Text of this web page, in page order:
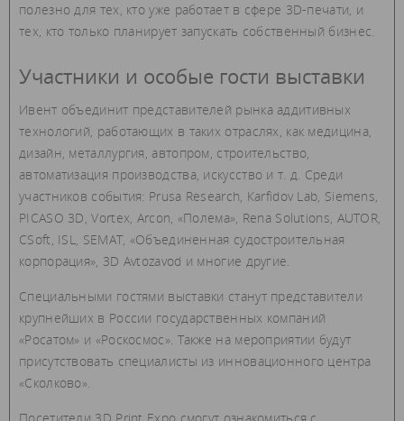
полезно для тех, кто уже работает в сфере 3D-печати, и
тех, кто только планирует запускать собственный бизнес.
Участники и особые гости выставки
Ивент объединит представителей рынка аддитивных
технологий, работающих в таких отраслях, как медицина,
дизайн, металлургия, автопром, строительство,
автоматизация производства, искусство и т. д. Среди
участников события: Prusa Research, Кarfidov Lab, Siemens,
PICASO 3D, Vortex, Arcon, «Полема», Rena Solutions, AUTOR,
CSoft, ISL, SEMAT, «Объединенная судостроительная
корпорация», 3D Avtozavod и многие другие.
Специальными гостями выставки станут представители
крупнейших в России государственных компаний
«Росатом» и «Роскосмос». Также на мероприятии будут
присутствовать специалисты из инновационного центра
«Сколково».